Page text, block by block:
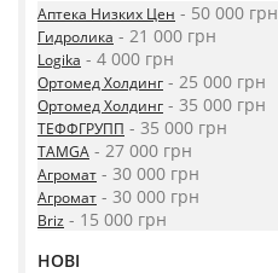
Аптека Низких Цен - 50 000 грн
Гидролика - 21 000 грн
Logika - 4 000 грн
Ортомед Холдинг - 25 000 грн
Ортомед Холдинг - 35 000 грн
ТЕФФГРУПП - 35 000 грн
TAMGA - 27 000 грн
Агромат - 30 000 грн
Агромат - 30 000 грн
Briz - 15 000 грн
НОВІ